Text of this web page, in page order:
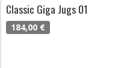
Classic Giga Jugs 01
184,00 €